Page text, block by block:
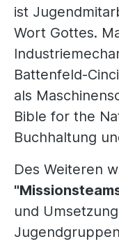
ist
Wort Gottes.
Battenfeld-
als
Bible for the
Buchhaltung
Des Weiteren
und